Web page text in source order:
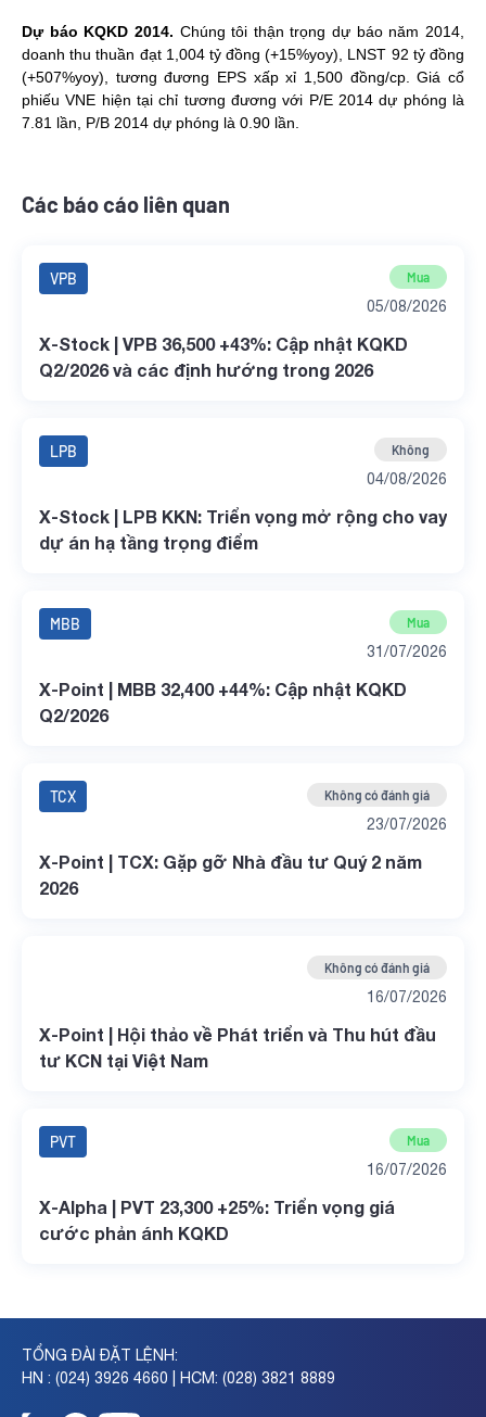
Dự báo KQKD 2014. Chúng tôi thận trọng dự báo năm 2014,
doanh thu thuần đạt 1,004 tỷ đồng (+15%yoy), LNST 92 tỷ đồng
(+507%yoy), tương đương EPS xấp xỉ 1,500 đồng/cp. Giá cổ
phiếu VNE hiện tại chỉ tương đương với P/E 2014 dự phóng là
7.81 lần, P/B 2014 dự phóng là 0.90 lần.
Các báo cáo liên quan
VPB Mua
05/08/2026
X-Stock | VPB 36,500 +43%: Cập nhật KQKD
Q2/2026 và các định hướng trong 2026
LPB Không
04/08/2026
X-Stock | LPB KKN: Triển vọng mở rộng cho vay
dự án hạ tầng trọng điểm
MBB Mua
31/07/2026
X-Point | MBB 32,400 +44%: Cập nhật KQKD
Q2/2026
TCX Không có đánh giá
23/07/2026
X-Point | TCX: Gặp gỡ Nhà đầu tư Quý 2 năm
2026
Không có đánh giá
16/07/2026
X-Point | Hội thảo về Phát triển và Thu hút đầu
tư KCN tại Việt Nam
PVT Mua
16/07/2026
X-Alpha | PVT 23,300 +25%: Triển vọng giá
cước phản ánh KQKD
TỔNG ĐÀI ĐẶT LỆNH:
HN : (024) 3926 4660 | HCM: (028) 3821 8889